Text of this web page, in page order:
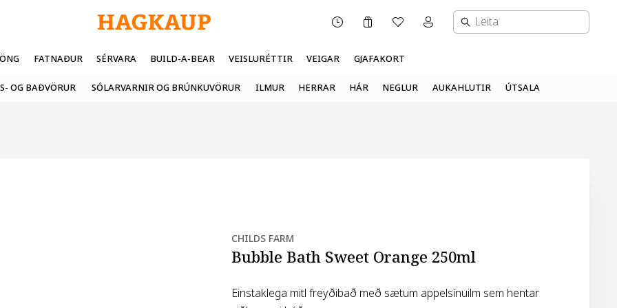
Karfa ÓskalistiMínar síður valmynd
FATNAÐUR SÉRVARA BUILD-A-BEAR VEISLURÉTTIR VEIGAR GJAFAKORT
OG BAÐVÖRUR SÓLARVARNIR OG BRÚNKUVÖRUR ILMUR HERRAR HÁR NEGLUR AUKAHLUTIR ÚTSALA
CHILDS FARM
Bubble Bath Sweet Orange 250ml
Einstaklega mitl freyðibað með sætum appelsínuilm sem hentar